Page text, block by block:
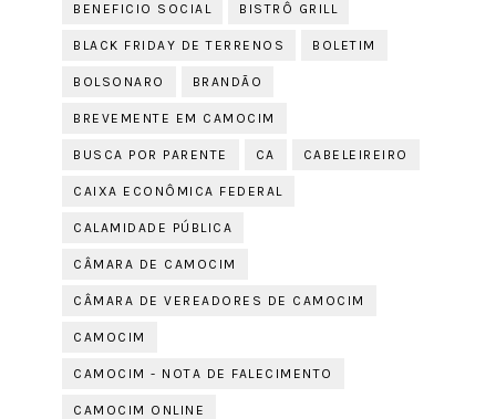
BENEFICIO SOCIAL BISTRÔ GRILL
BLACK FRIDAY DE TERRENOS BOLETIM
BOLSONARO BRANDÃO
BREVEMENTE EM CAMOCIM
BUSCA POR PARENTE CA CABELEIREIRO
CAIXA ECONÔMICA FEDERAL
CALAMIDADE PÚBLICA
CÂMARA DE CAMOCIM
CÂMARA DE VEREADORES DE CAMOCIM
CAMOCIM
CAMOCIM - NOTA DE FALECIMENTO
CAMOCIM ONLINE